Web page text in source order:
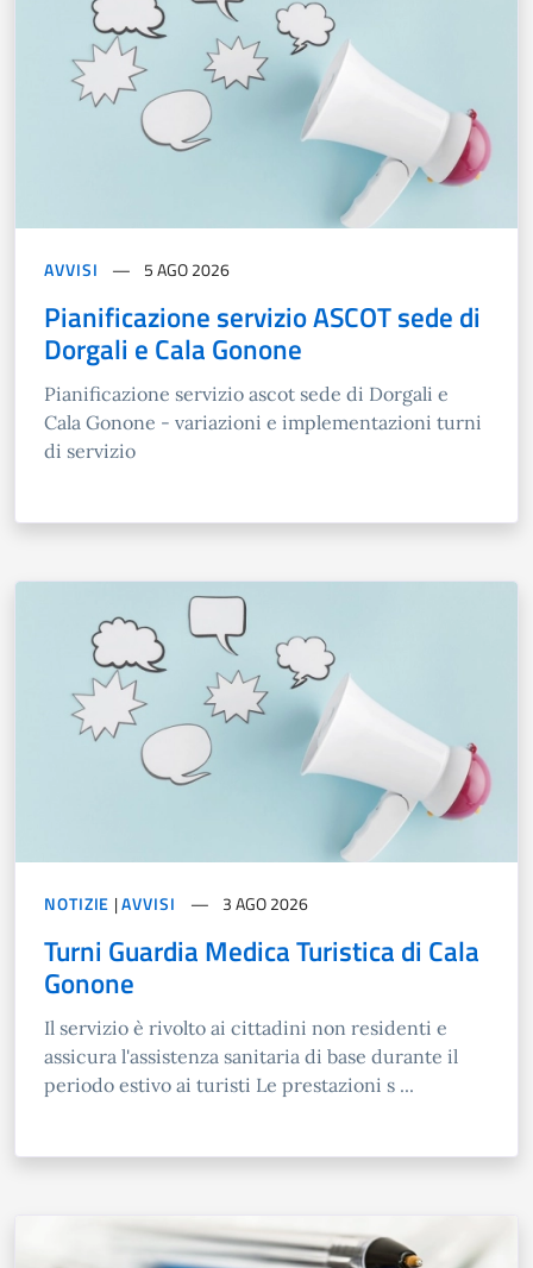
AVVISI 5 AGO 2026
Pianificazione servizio ASCOT sede di
Dorgali e Cala Gonone
Pianificazione servizio ascot sede di Dorgali e
Cala Gonone - variazioni e implementazioni turni
di servizio
NOTIZIE |AVVISI 3 AGO 2026
Turni Guardia Medica Turistica di Cala
Gonone
Il servizio è rivolto ai cittadini non residenti e
assicura l'assistenza sanitaria di base durante il
periodo estivo ai turisti Le prestazioni s ...